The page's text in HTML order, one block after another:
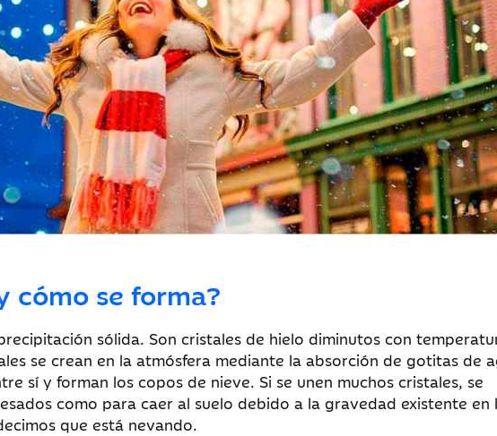
cómo se forma?
sólida. Son cristales de hielo diminutos con
se crean en la atmósfera mediante la absorción de gotitas de
sí y forman los copos de nieve. Si se unen muchos cristales, se
como para caer al suelo debido a la gravedad existente en
que está nevando.